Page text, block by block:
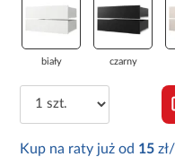
biały czarny
Kup na raty już od 15